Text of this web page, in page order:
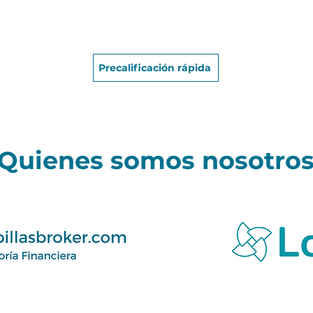
Precalificación rápida
somos